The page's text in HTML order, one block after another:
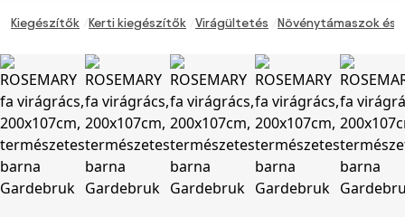
Kiegészítők Kerti kiegészítők Virágültetés Növénytámaszok